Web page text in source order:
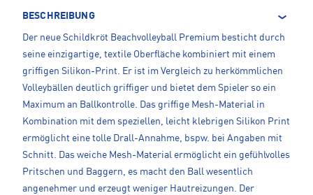
BESCHREIBUNG
Der neue Schildkröt Beachvolleyball Premium besticht durch
seine einzigartige, textile Oberfläche kombiniert mit einem
griffigen Silikon-Print. Er ist im Vergleich zu herkömmlichen
Volleybällen deutlich griffiger und bietet dem Spieler so ein
Maximum an Ballkontrolle. Das griffige Mesh-Material in
Kombination mit dem speziellen, leicht klebrigen Silikon Print
ermöglicht eine tolle Drall-Annahme, bspw. bei Angaben mit
Schnitt. Das weiche Mesh-Material ermöglicht ein gefühlvolles
Pritschen und Baggern, es macht den Ball wesentlich
angenehmer und erzeugt weniger Hautreizungen. Der